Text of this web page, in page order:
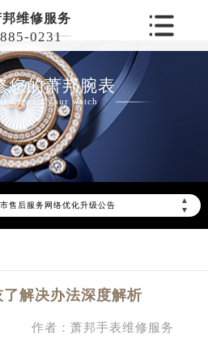
维修服务
0231
您的萧邦腕表
repair your watch
▲
▼
售后服务网络优化升级公告
官方售后客户服务热线：400-885-0231
务中心最新网点地址：
解决办法深度解析
作者：萧邦手表维修服务